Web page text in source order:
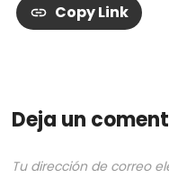
Copy Link
Deja un
Tu dirección de correo